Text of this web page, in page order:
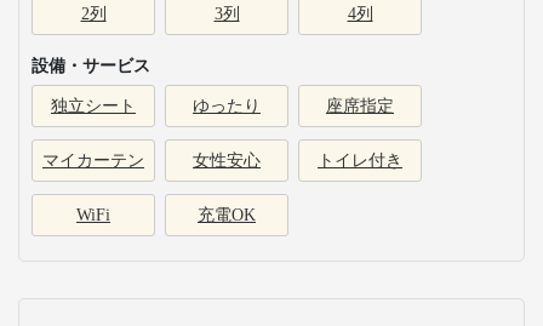
2列 3列 4列
設備・サービス
独立シート ゆったり 座席指定
マイカーテン 女性安心 トイレ付き
WiFi 充電OK